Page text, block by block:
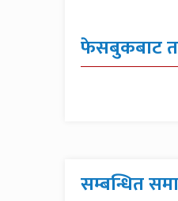
फेसबुकबाट
सम्बन्धित